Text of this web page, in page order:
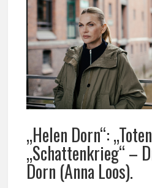
„Helen Dorn“:
„Schattenkrieg“ –
Dorn (Anna Loos).